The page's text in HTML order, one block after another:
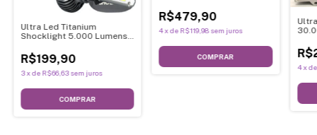
Ultra Led Titanium
Shocklight 5.000 Lumens
R$199,90
3 xdeR$66,63 sem juros
COMPRAR
R$479,90
4 xdeR$119,98 sem juros
COMPRAR
4 x